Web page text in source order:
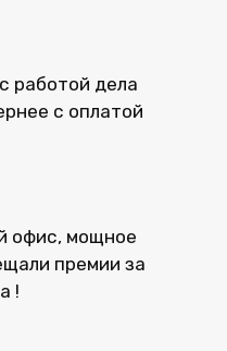
работой дела
с оплатой
офис, мощное
премии за
!